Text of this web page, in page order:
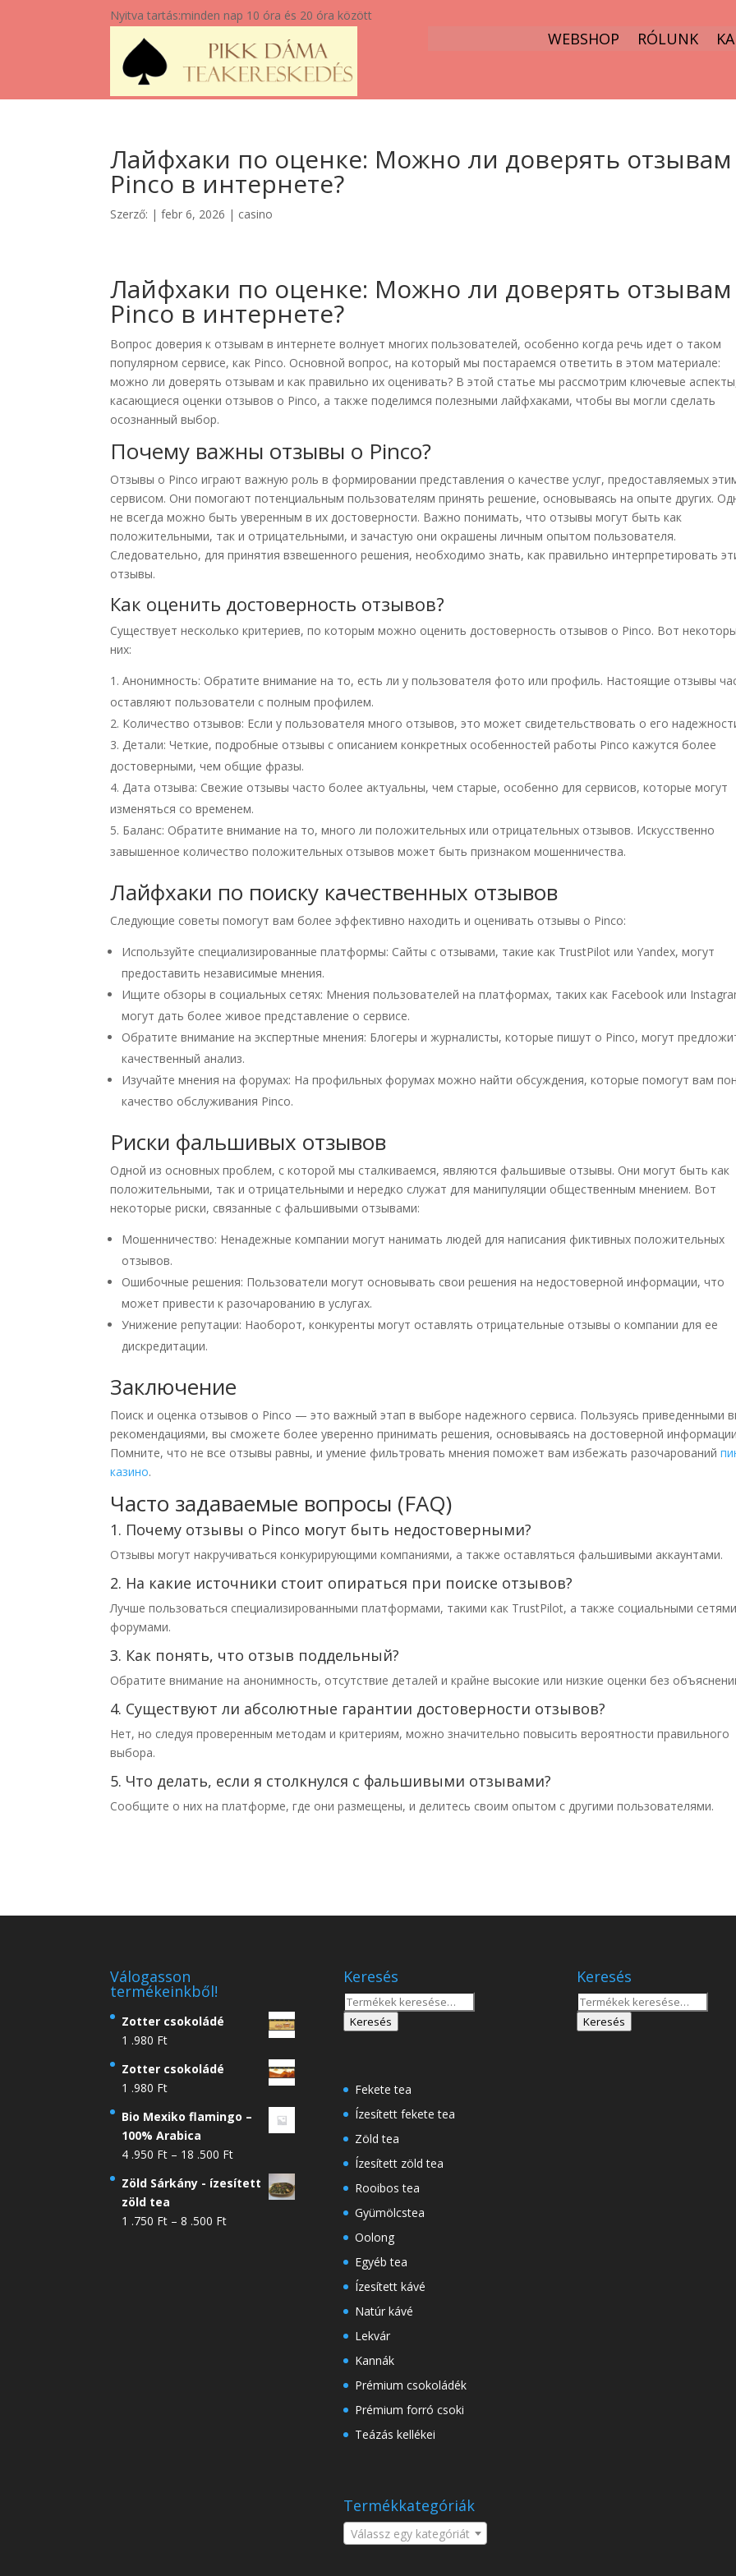
Nyitva tartás:minden nap 10 óra és 20 óra között
WEBSHOP RÓLUNK
Лайфхаки по оценке: Можно ли доверять
Pinco в интернете?
Szerző: |febr 6, 2026 | casino
Лайфхаки по оценке: Можно ли доверять
Pinco в интернете?
Вопрос доверия к отзывам в интернете волнует многих пользователей, особенно когда речь идет о таком
популярном сервисе, как Pinco. Основной вопрос, на который мы постараемся ответить в этом материале:
можно ли доверять отзывам и как правильно их оценивать? В этой статье мы рассмотрим ключевые
касающиеся оценки отзывов о Pinco, а также поделимся полезными лайфхаками, чтобы вы могли сделать
осознанный выбор.
Почему важны отзывы о Pinco?
Отзывы о Pinco играют важную роль в формировании представления о качестве услуг, предоставляемых
сервисом. Они помогают потенциальным пользователям принять решение, основываясь на опыте других.
не всегда можно быть уверенным в их достоверности. Важно понимать, что отзывы могут быть как
положительными, так и отрицательными, и зачастую они окрашены личным опытом пользователя.
Следовательно, для принятия взвешенного решения, необходимо знать, как правильно интерпретировать
отзывы.
Как оценить достоверность отзывов?
Существует несколько критериев, по которым можно оценить достоверность отзывов о Pinco. Вот
них:
Анонимность: Обратите внимание на то, есть ли у пользователя фото или профиль. Настоящие отзывы
оставляют пользователи с полным профилем.
Количество отзывов: Если у пользователя много отзывов, это может свидетельствовать о его
Детали: Четкие, подробные отзывы с описанием конкретных особенностей работы Pinco кажутся более
достоверными, чем общие фразы.
Дата отзыва: Свежие отзывы часто более актуальны, чем старые, особенно для сервисов, которые могут
изменяться со временем.
Баланс: Обратите внимание на то, много ли положительных или отрицательных отзывов. Искусственно
завышенное количество положительных отзывов может быть признаком мошенничества.
Лайфхаки по поиску качественных отзывов
Следующие советы помогут вам более эффективно находить и оценивать отзывы о Pinco:
Используйте специализированные платформы: Сайты с отзывами, такие как TrustPilot или Yandex, могут
предоставить независимые мнения.
Ищите обзоры в социальных сетях: Мнения пользователей на платформах, таких как Facebook или
могут дать более живое представление о сервисе.
Обратите внимание на экспертные мнения: Блогеры и журналисты, которые пишут о Pinco, могут
качественный анализ.
Изучайте мнения на форумах: На профильных форумах можно найти обсуждения, которые помогут вам
качество обслуживания Pinco.
Риски фальшивых отзывов
Одной из основных проблем, с которой мы сталкиваемся, являются фальшивые отзывы. Они могут быть как
положительными, так и отрицательными и нередко служат для манипуляции общественным мнением. Вот
некоторые риски, связанные с фальшивыми отзывами:
Мошенничество: Ненадежные компании могут нанимать людей для написания фиктивных положительных
отзывов.
Ошибочные решения: Пользователи могут основывать свои решения на недостоверной информации, что
может привести к разочарованию в услугах.
Унижение репутации: Наоборот, конкуренты могут оставлять отрицательные отзывы о компании для ее
дискредитации.
Заключение
Поиск и оценка отзывов о Pinco — это важный этап в выборе надежного сервиса. Пользуясь приведенными
рекомендациями, вы сможете более уверенно принимать решения, основываясь на достоверной
Помните, что не все отзывы равны, и умение фильтровать мнения поможет вам избежать разочарований
казино.
Часто задаваемые вопросы (FAQ)
1. Почему отзывы о Pinco могут быть недостоверными?
Отзывы могут накручиваться конкурирующими компаниями, а также оставляться фальшивыми аккаунтами.
2. На какие источники стоит опираться при поиске отзывов?
Лучше пользоваться специализированными платформами, такими как TrustPilot, а также социальными
форумами.
3. Как понять, что отзыв поддельный?
Обратите внимание на анонимность, отсутствие деталей и крайне высокие или низкие оценки без
4. Существуют ли абсолютные гарантии достоверности отзывов?
Нет, но следуя проверенным методам и критериям, можно значительно повысить вероятности правильного
выбора.
5. Что делать, если я столкнулся с фальшивыми отзывами?
Сообщите о них на платформе, где они размещены, и делитесь своим опытом с другими пользователями.
Válogasson
termékeinkből!
Zotter csokoládé
1 .980 Ft
Zotter csokoládé
1 .980 Ft
Bio Mexiko flamingo –
100% Arabica
4 .950 Ft – 18 .500 FtÁrtartomány:
.950 Ft
Zöld Sárkány - ízesített
zöld tea
1 .750 Ft – 8 .500 FtÁrtartomány:
Keresés
Keresés
Keresés
Fekete tea
Ízesített fekete tea
Zöld tea
Ízesített zöld tea
Rooibos tea
Gyümölcstea
Oolong
Egyéb tea
Ízesített kávé
Natúr kávé
Lekvár
Kannák
Prémium csokoládék
Prémium forró csoki
Teázás kellékei
Termékkategóriák
Válassz egy kategóriát
Keresés
Keresés
Keresés